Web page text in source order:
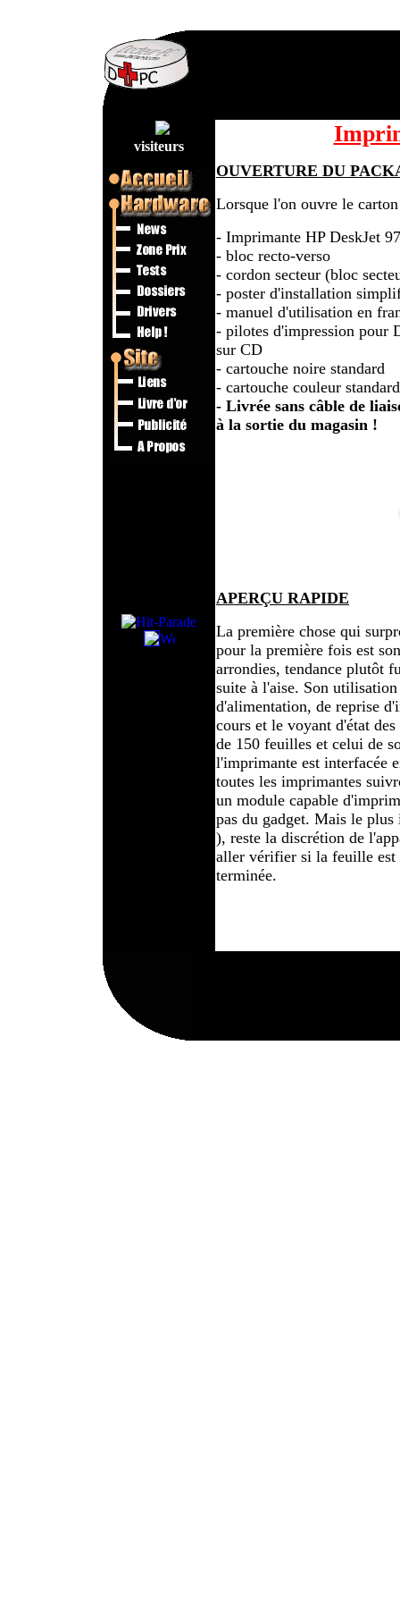
visiteurs
OUVERTURE DU
Lorsque l'on ouvre le
- Imprimante HP DeskJet
- bloc recto-verso
- cordon secteur (bloc
- poster d'installation
- manuel d'utilisation en
- pilotes d'impression pour
sur CD
- cartouche noire standard
- cartouche couleur standard
- Livrée sans câble de
à la sortie du magasin !
APERÇU RAPIDE
La première chose qui
pour la première fois est
arrondies, tendance plutôt
suite à l'aise. Son
d'alimentation, de reprise
cours et le voyant d'état
de 150 feuilles et celui de
l'imprimante est interfacée
toutes les imprimantes
un module capable
pas du gadget. Mais le
), reste la discrétion de
aller vérifier si la feuille est
terminée.